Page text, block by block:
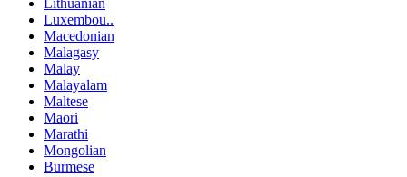
Lithuanian
Luxembou..
Macedonian
Malagasy
Malay
Malayalam
Maltese
Maori
Marathi
Mongolian
Burmese